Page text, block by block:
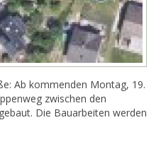
Ab kommenden Montag, 19.
zwischen den
Die Bauarbeiten werden